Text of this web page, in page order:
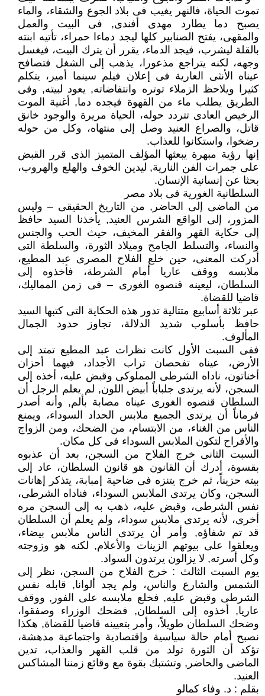
تموت الحياة، فالنهر يغيب فى بلاد الجوع والشقاء، والماء
يصبح دما يطارد مهدى أفندى, فى البيت والعمل
والمقهى، يفتح الصنابير كلها ليجد دماءا حمراء، تأتيه ابنته
بالقلة ليشرب، فيجد الدماء، يقرر أن يترك البيت، فيغسل
وجهه، لكنه يتراجع مذعورا، يذهب إلى الشغل فتصافح
عيناه الأنثى العارية فى إعلان فيلم سينما أمير، يتكلم
كثيرا ويلاحظ الزملاء توتره وانتفاضاته, يعود لبيته, وفى
الطريق يطلب ماء من القهوة فيجده دما, أغنية الموت
الرخيص العادى تتردد حوله، الحياة مريرة والوجود خانق
قاتل، والصراع العنيد وصل إلى منتهاه، وكل من حوله
رضخوا، واستكانوا للعذاب.
إنها رؤية مبهرة يبعثها المؤلف المتميز الذى قرر القبض
على جمرات الفن النارية, ليدين الخوف والهلع والهروب،
بحثا عن إنسانية الإنسان.
السلطانية الغورية فى بلاد مصر
من الماضى إلى الحاضر, من التاريخ الحقيقى – وليس
المزور، إلى الواقع الشرس العنيد, يأخذنا السيد حافظ
إلى حكاية القهر والفقر المخيف، حيث الحب والجنس
والنساء، والتسلط الجامح وميلاد الثورة، والسلطة التى
أدركت المعنى، حين خلع الفلاح المصرى عبد المطيع،
ملابسه ووقف عاريا أمام الشرطة، فأخذوه إلى
السلطان، ليعينه قنصوه الغورى – فى زمن المماليك،
قاضيا للقضاة.
عبر ثلاثة أسابيع متتالية تدور هذه الحكاية التى كتبها السيد
حافظ بأسلوب شديد الدلالة، تجاوز حدود الجمال
المألوف.
ففى السبت الأول كانت نظرات عبد المطيع تمتد إلى
الأرض، عيناه تفحصان تراب الأجداد، فيهما أحزان
أخناتون، ناداه الشرطى المملوكى وقبض عليه، أخذه إلى
السجن، لأنه يرتدى جلباباً أبيض اللون, لم يعلم الرجل أن
السلطان قنصوه الغورى عيناه مصابة بألم, وأنه أصدر
فرماناً أن يرتدى الجميع ملابس الحداد السوداء، ويمنع
الناس من الغناء، من الابتسام، من الضحك، ومن الزواج
والأفراح لتكون الملابس السوداء فى كل مكان.
السبت الثانى خرج الفلاح من السجن، بعد أن عذبوه
بقسوة، أدرك أن القانون هو قانون السلطان، عاد إلى
بيته حزيناً، ثم خرج يتنزه فى ضاحية إمبابة، يتذكر إهانات
السجن، وكان يرتدى الملابس السوداء، فناداه الشرطى،
نفس الشرطى، وقبض عليه، ذهب به إلى السجن مره
أخرى، لأنه يرتدى ملابس سوداء، ولم يعلم أن السلطان
قد تم شفاؤه, وأمر أن يرتدى الناس ملابس بيضاء،
ويعلقوا على بيوتهم الزينات والأعلام, لكنه هو وزوجته
وكل أسرته, لا يزالون يرتدون السواد.
يوم السبت الثالث : خرج الفلاح من السجن، نظر إلى
الشمس والشارع والناس، ولم يجد ألوانا, قابله نفس
الشرطى وقبض عليه, فخلع ملابسه على الفور, ووقف
عاريا, أخذوه إلى السلطان, فضحك الوزراء وصفقوا،
وضحك السلطان طويلاً، وأمر بتعيينه قاضيا للقضاة, هكذا
نصبح أمام حالة سياسية وإقتصادية واجتماعية مدهشة،
تؤكد أن الثورة تولد من قلب القهر والعذاب، تدين
الماضى والحاضر, وتشتبك بقوة مع وقائع زمننا المشاكس
العنيد.
بقلم : د. وفاء كمالو